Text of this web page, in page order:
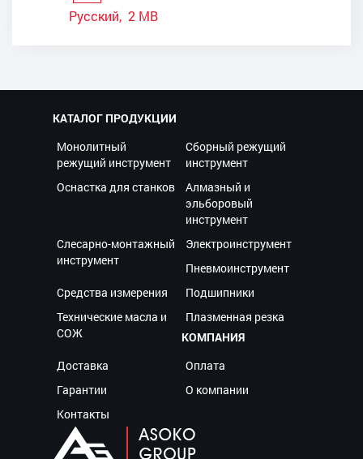
Русский, 2 MB
КАТАЛОГ ПРОДУКЦИИ
Монолитный
режущий инструмент
Сборный режущий
инструмент
Оснастка для станков
Алмазный и
эльборовый
инструмент
Слесарно-монтажный
инструмент
Электроинструмент
Пневмоинструмент
Средства измерения
Подшипники
Технические масла и
СОЖ
Плазменная резка
КОМПАНИЯ
Доставка
Оплата
Гарантии
О компании
Контакты